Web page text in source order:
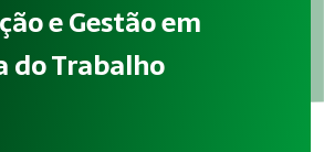
e Gestão em
do Trabalho